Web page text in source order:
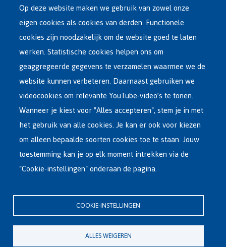
Main
Dutch
Menu
ASIEL IN BELGIË
OPVANGNETWERK
VRIJWILLIGE TERUGKEER
INTERNATIONAAL
OVER FEDASIL
Kartuizersstraat 21 , 1000 Brussel
Email : info@fedasil.be • T : +32-(0)2-213 44 11 • F : +32-(0)2-213 44 22
Privacy, copyright en disclaimer|Toegankelijkheidsverklaring
Cookieverklaring
Op deze website maken we gebruik van zowel onze
eigen cookies als cookies van derden. Functionele
cookies zijn noodzakelijk om de website goed te laten
werken. Statistische cookies helpen ons om
geaggregeerde gegevens te verzamelen waarmee we de
website kunnen verbeteren. Daarnaast gebruiken we
videocookies om relevante YouTube-video’s te tonen.
Wanneer je kiest voor "Alles accepteren", stem je in met
het gebruik van alle cookies. Je kan er ook voor kiezen
om alleen bepaalde soorten cookies toe te staan. Jouw
toestemming kan je op elk moment intrekken via de
"Cookie-instellingen" onderaan de pagina.
COOKIE-INSTELLINGEN
ALLES WEIGEREN